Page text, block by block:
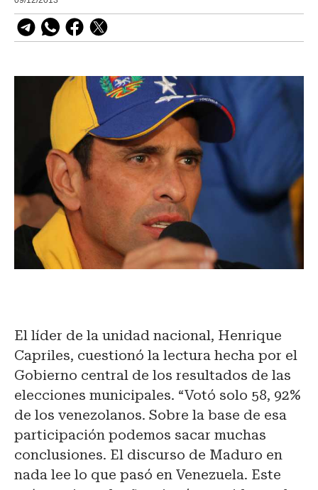
El líder de la unidad nacional, Henrique
Capriles, cuestionó la lectura hecha por el
Gobierno central de los resultados de las
elecciones municipales. “Votó solo 58, 92%
de los venezolanos. Sobre la base de esa
participación podemos sacar muchas
conclusiones. El discurso de Maduro en
nada lee lo que pasó en Venezuela. Este